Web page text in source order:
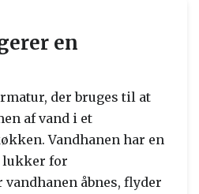
en
der bruges til at
af ​​vand i et
Vandhanen har en
lukker for
åbnes, flyder